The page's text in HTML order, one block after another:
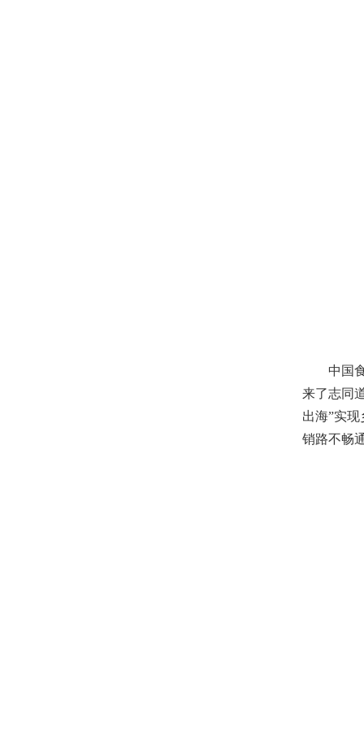
中国食
来了志同
出海”实
销路不畅